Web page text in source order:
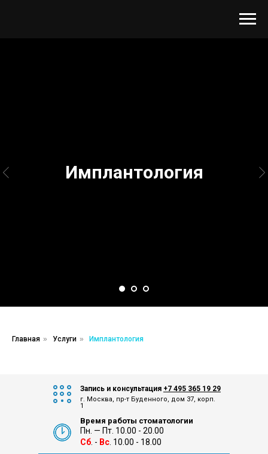
Имплантология
Главная » Услуги » Имплантология
Запись и консультация +7 495 365 19 29
г. Москва, пр-т Буденного, дом 37, корп.
1
Время работы стоматологии
Пн. — Пт. 10.00 - 20.00
Сб . - Вс . 10.00 - 18.00